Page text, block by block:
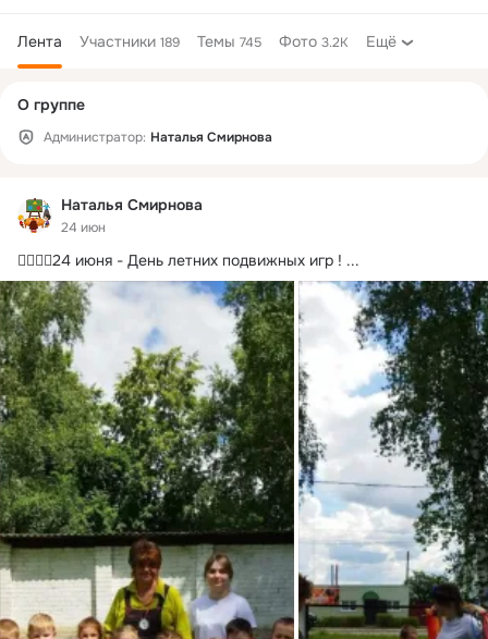
Лента Участники 189 Темы 745 Фото 3.2K Ещё
Наталья Смирнова
24 июн
🏃‍♂🤾‍♀24 июня - День летних подвижных игр ! ...
колонка
О группе
Администратор: Наталья Смирнова